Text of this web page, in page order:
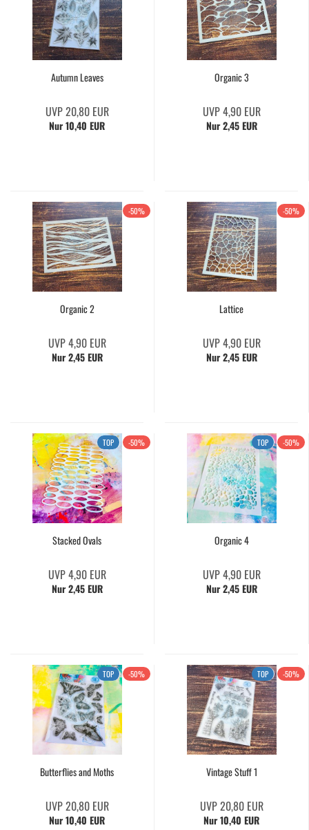
Autumn Leaves
UVP 20,80 EUR
Nur 10,40 EUR
Organic 3
UVP 4,90 EUR
Nur 2,45 EUR
-50%
Organic 2
UVP 4,90 EUR
Nur 2,45 EUR
-50%
Lattice
UVP 4,90 EUR
Nur 2,45 EUR
TOP -50%
Stacked Ovals
UVP 4,90 EUR
Nur 2,45 EUR
TOP -50%
Organic 4
UVP 4,90 EUR
Nur 2,45 EUR
TOP -50%
Butterflies and Moths
UVP 20,80 EUR
Nur 10,40 EUR
TOP -50%
Vintage Stuff 1
UVP 20,80 EUR
Nur 10,40 EUR